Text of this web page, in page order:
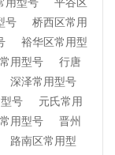
用型号
平谷区
号
桥西区常用
裕华区常用型
用型号
行唐
深泽常用型号
号
元氏常用
用型号
晋州
路南区常用型